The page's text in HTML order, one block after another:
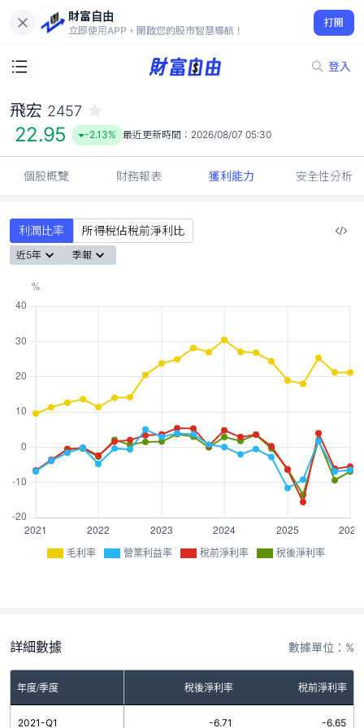
財富自由
立即使用APP，開啟您的股市智慧導航！
打開
登入
22.95
-2.13%
飛宏 2457
22.95 -2.13% 最近更新時間： 2026/08/07 05:30
個股概覽 財務報表 獲利能力 安全性分析
利潤比率 所得稅佔稅前淨利比
近5年 季報
毛利率 營業利益率 稅前淨利率 稅後淨利率
詳細數據 數據單位：%
年度/季度 稅後淨利率 稅前淨利率
2021-Q1 -6.71 -6.65